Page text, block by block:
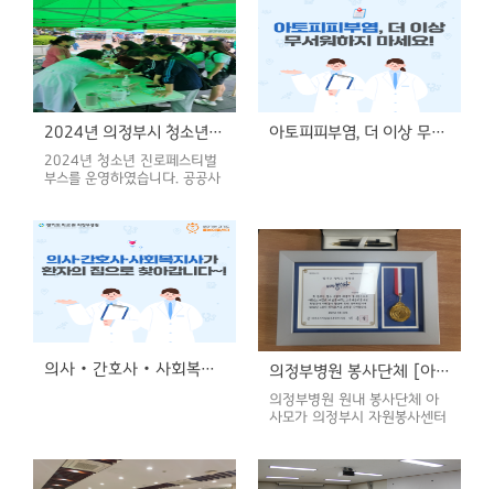
2024년 의정부시 청소년 진로 페스티벌 체험부스 운영(24.05.24)
2024년 청소년 진로페스티벌
부스를 운영하였습니다. 공공사
업실, 물리치료실에서 지원하
며 함께 진행하였습니다. 간호
체험 부스, 물리치료체험 부스를
운영하여 청소년들의 의료체험
을 통해서 진로탐색을 할 수 있
도록 기여하였습니다.
아토피피부염, 더 이상 무서워하지 마세요!
의사‧간호사‧사회복지사가 환자의 집으로 찾아갑니다~! 의정부병원 봉사단체 [아사모], 의정부시 자원봉사센터 이사장 표창(24.04.25)
의정부병원 원내 봉사단체 아
사모가 의정부시 자원봉사센터